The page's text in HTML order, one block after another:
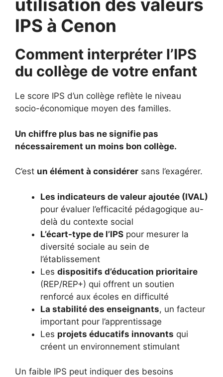
utilisation des valeurs
IPS à Cenon
Comment interpréter l’IPS
du collège de votre enfant
Le score IPS d’un collège reflète le niveau
socio-économique moyen des familles.
Un chiffre plus bas ne signifie pas
nécessairement un moins bon collège.
C’est un élément à considérer sans l’exagérer.
Les indicateurs de valeur ajoutée (IVAL)
pour évaluer l’efficacité pédagogique au-
delà du contexte social
L’écart-type de l’IPS pour mesurer la
diversité sociale au sein de
l’établissement
Les dispositifs d’éducation prioritaire
(REP/REP+) qui offrent un soutien
renforcé aux écoles en difficulté
La stabilité des enseignants, un facteur
important pour l’apprentissage
Les projets éducatifs innovants qui
créent un environnement stimulant
Un faible IPS peut indiquer des besoins